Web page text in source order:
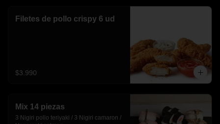
Filetes de pollo crispy 6 ud
$3.990
Mix 14 piezas
3 Nigiri pollo teriyaki / 3 Nigiri camaron /